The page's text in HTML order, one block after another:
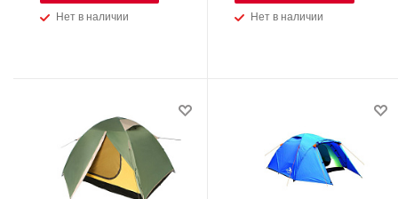
Нет в наличии Нет в наличии